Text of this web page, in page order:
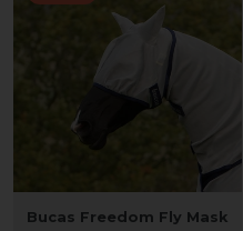
Bucas Freedom Fly Mask